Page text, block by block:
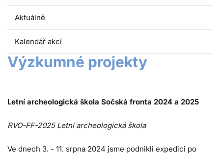
Aktuálně
Kalendář akcí
Výzkumné projekty
Letní archeologická škola Sočská fronta 2024 a 2025
RVO-FF-2025 Letní archeologická škola
Ve dnech 3. - 11. srpna 2024 jsme podnikli expedici po